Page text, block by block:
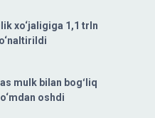
xo‘jaligiga 1,1 trln
mulk bilan bogʻliq
oshdi